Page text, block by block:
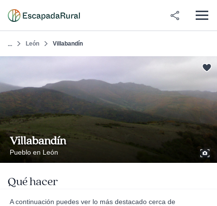
... León Villabandín
Villabandín
Pueblo en León
Qué hacer
A continuación puedes ver lo más destacado cerca de